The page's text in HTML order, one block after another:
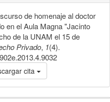
de homenaje al doctor
en el Aula Magna "Jacinto
de la UNAM el 15 de
Privado, 1(4).
cita